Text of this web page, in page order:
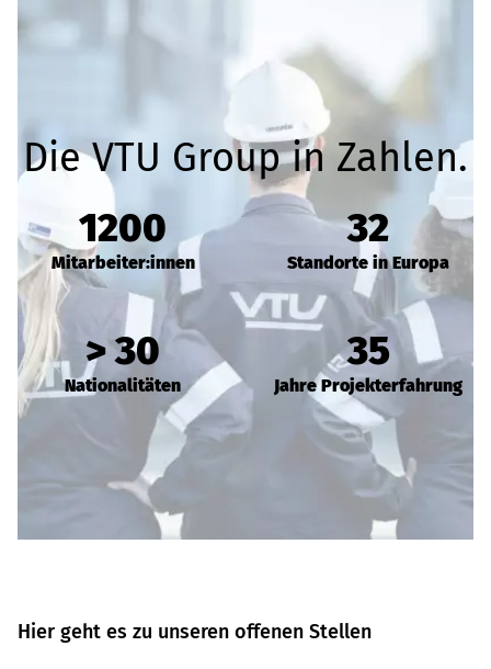
Die VTU Group in Zahlen.
1200
Mitarbeiter:innen
32
Standorte in Europa
> 30
Nationalitäten
35
Jahre Projekterfahrung
Hier geht es zu unseren offenen Stellen